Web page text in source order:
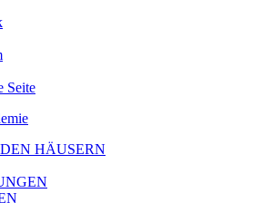
Seite
HÄUSERN